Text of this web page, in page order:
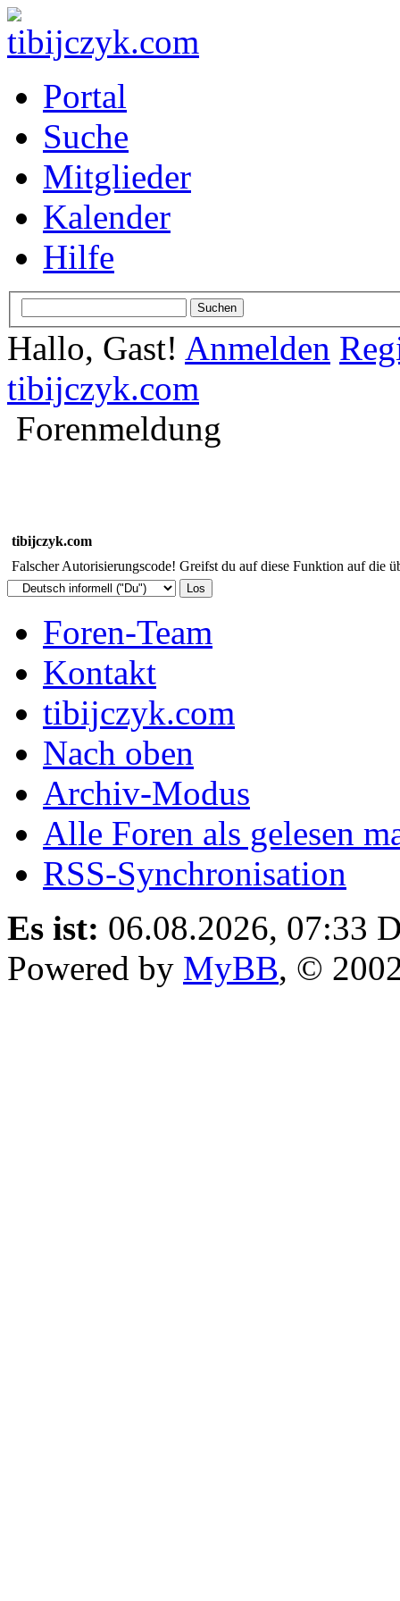
Portal
Suche
Mitglieder
Kalender
Hilfe
Hallo, Gast! Anmelden
tibijczyk.com
Forenmeldung
tibijczyk.com
Falscher Autorisierungscode! Greifst du auf diese Funktion auf die
Foren-Team
Kontakt
tibijczyk.com
Nach oben
Archiv-Modus
Alle Foren als gelesen
RSS-Synchronisation
Es ist: 06.08.2026, 07:33
Powered by MyBB, ©